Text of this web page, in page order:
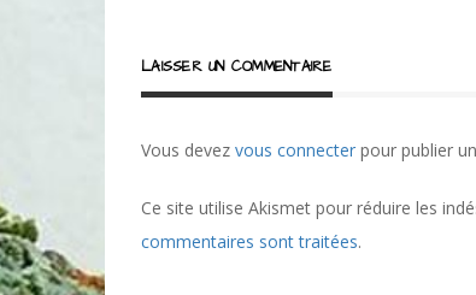
LAISSER UN COMMENTAIRE
Vous devez vous connecter pour publier
Ce site utilise Akismet pour réduire les
commentaires sont traitées.